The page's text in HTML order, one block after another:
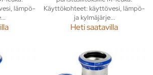
lämpö-
Käyttökohteet: käyttövesi, lämpö-
ja kylmäjärje...
Heti saatavilla